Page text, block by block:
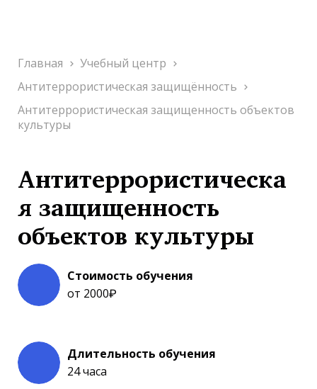
Главная
Учебный центр
Антитеррористическая защищённость
Антитеррористическая защищенность объектов
культуры
Антитеррористическа
я защищенность
объектов культуры
Стоимость обучения
от 2000₽
Длительность обучения
24 часа